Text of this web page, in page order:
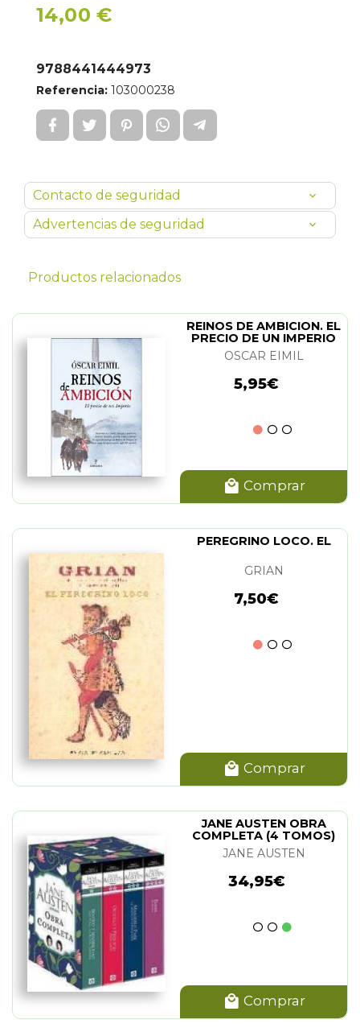
14,00 €
9788441444973
Referencia: 103000238
Contacto de seguridad
Advertencias de seguridad
Productos relacionados
REINOS DE AMBICION. EL
PRECIO DE UN IMPERIO
OSCAR EIMIL
5,95€
Comprar
PEREGRINO LOCO. EL
GRIAN
7,50€
Comprar
JANE AUSTEN OBRA
COMPLETA (4 TOMOS)
JANE AUSTEN
34,95€
Comprar